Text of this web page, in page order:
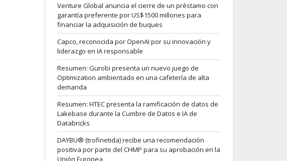
Venture Global anuncia el cierre de un préstamo con
garantía preferente por US$1500 millones para
financiar la adquisición de buques
Capco, reconocida por OpenAI por su innovación y
liderazgo en IA responsable
Resumen: Gurobi presenta un nuevo juego de
Optimization ambientado en una cafetería de alta
demanda
Resumen: HTEC presenta la ramificación de datos de
Lakebase durante la Cumbre de Datos e IA de
Databricks
DAYBU® (trofinetida) recibe una recomendación
positiva por parte del CHMP para su aprobación en la
Unión Europea